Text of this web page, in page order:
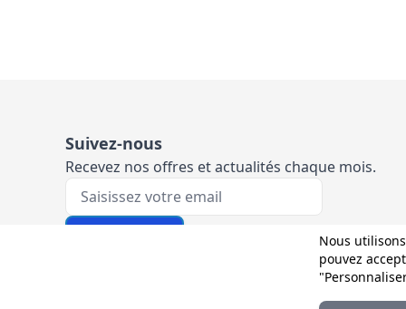
Nous
pouvez
Suivez-nous
Recevez nos offres et actualités chaque mois.
Votre e-mail